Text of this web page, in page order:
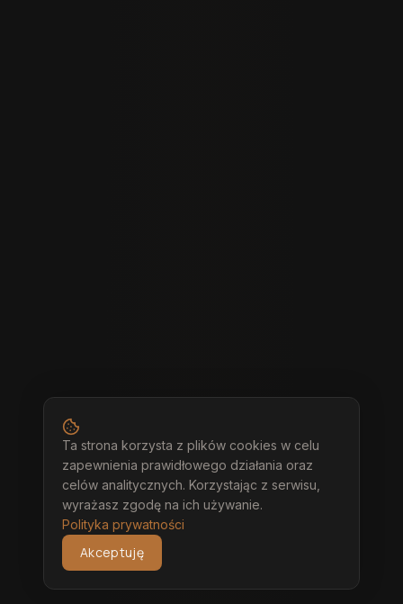
Ta strona korzysta z plików cookies w celu
zapewnienia prawidłowego działania oraz
celów analitycznych. Korzystając z serwisu,
wyrażasz zgodę na ich używanie.
Polityka prywatności
Akceptuję